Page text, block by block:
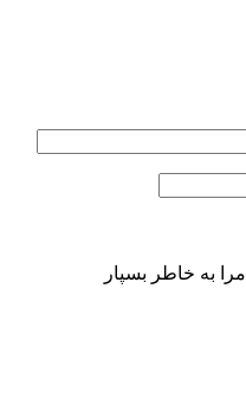
مرا به خاطر بسپار